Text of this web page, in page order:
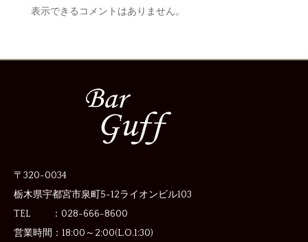
表示できるコメントはありません。
〒320-0034
栃木県宇都宮市泉町5-12ライオンビル103
TEL ：028-666-8600
営業時間： 18:00～2:00(L.O.1:30)